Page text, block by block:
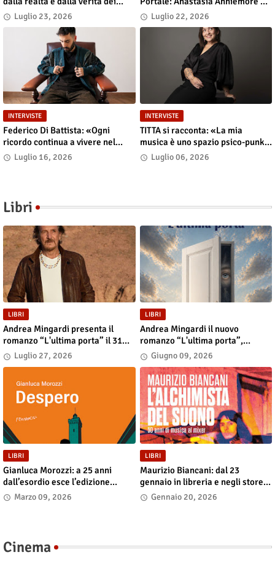
contenuti»
Luglio 23, 2026
si Racconta tra Poesia,
Produzione e Nuove Visioni
Luglio 22, 2026
INTERVISTE
Federico Di Battista: «Ogni
ricordo continua a vivere nel
presente»
Luglio 16, 2026
INTERVISTE
TITTA si racconta: «La mia
musica è uno spazio psico-punk
in cui il corpo incarna le storie»
Luglio 06, 2026
Libri
LIBRI
Andrea Mingardi presenta il
romanzo “L'ultima porta” il 31
luglio alla Fiera di San Lazzaro
Luglio 27, 2026
LIBRI
Andrea Mingardi il nuovo
romanzo “L'ultima porta”,
disponibile in libreria e negli
Giugno 09, 2026
LIBRI
Gianluca Morozzi: a 25 anni
dall’esordio esce l’edizione
definitiva di “Despero”, dal 13
Marzo 09, 2026
LIBRI
Maurizio Biancani: dal 23
gennaio in libreria e negli store
digitali “L’alchimista del suono.
Gennaio 20, 2026
Cinema